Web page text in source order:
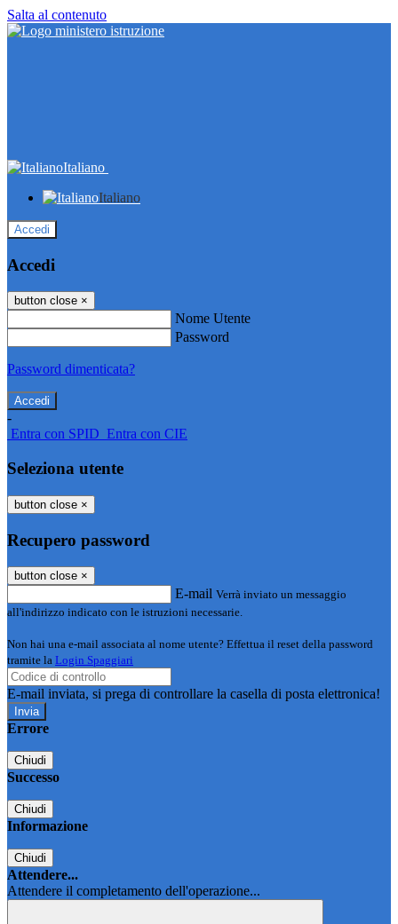
Salta al contenuto
Italiano
Italiano
Accedi
Accedi
button close ×
Nome Utente
Password
Password dimenticata?
-
Entra con SPID Entra con CIE
Seleziona utente
button close ×
Recupero password
button close ×
E-mail Verrà inviato un messaggio
all'indirizzo indicato con le istruzioni necessarie.
Non hai una e-mail associata al nome utente? Effettua il reset della password
tramite la Login Spaggiari
E-mail inviata, si prega di controllare la casella di posta elettronica!
Errore
Chiudi
Successo
Chiudi
Informazione
Chiudi
Attendere...
Attendere il completamento dell'operazione...